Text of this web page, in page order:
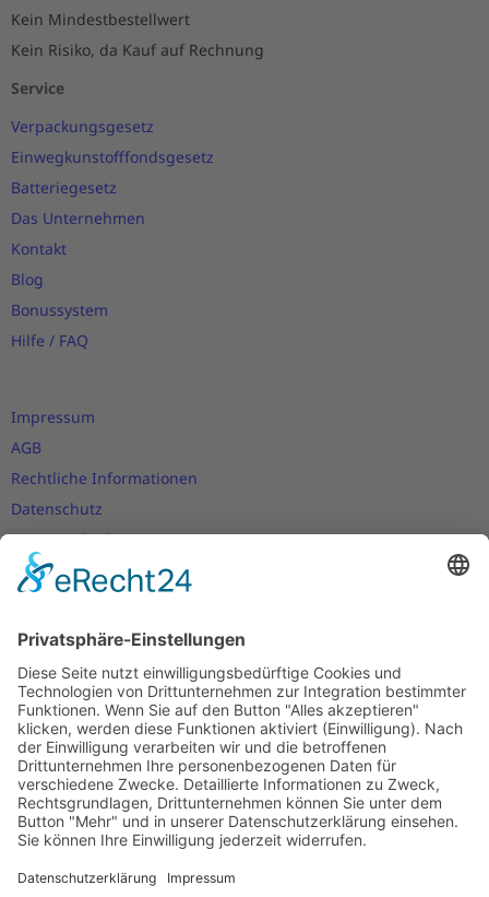
Kein Mindestbestellwert
Kein Risiko, da Kauf auf Rechnung
Service
Verpackungsgesetz
Einwegkunstofffondsgesetz
Batteriegesetz
Das Unternehmen
Kontakt
Blog
Bonussystem
Hilfe / FAQ
Impressum
AGB
Rechtliche Informationen
Datenschutz
Nutzungsbedingungen
Versand- und Zahlungsbedingungen
Cookie-Einstellungen
Newsletter
Verpassen Sie keine Neuigkeiten,
Angebote und Gutscheine!
Jetzt anmelden und10 EUR Gutscheinsichern!
Abmeldung jederzeit möglich.